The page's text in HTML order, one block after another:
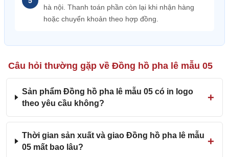
hà nội. Thanh toán phần còn lại khi nhận hàng
hoặc chuyển khoản theo hợp đồng.
Câu hỏi thường gặp về Đồng hồ pha lê mẫu 05
Sản phẩm Đồng hồ pha lê mẫu 05 có in logo
theo yêu cầu không?
Thời gian sản xuất và giao Đồng hồ pha lê mẫu
05 mất bao lâu?